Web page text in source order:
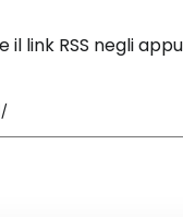
link RSS negli